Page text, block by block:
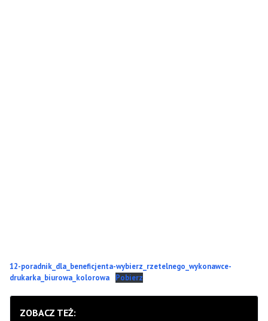
12-poradnik_dla_beneficjenta-wybierz_rzetelnego_wykonawce-
drukarka_biurowa_kolorowa
Pobierz
ZOBACZ TEŻ: